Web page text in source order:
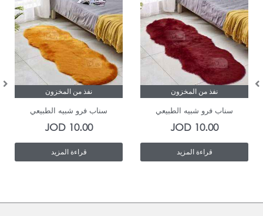
نفذ من المخزون
سناب فرو شبيه الطبيعي
10.00
JOD
قراءة المزيد
نفذ من المخزون
سناب فرو شبيه الطبيعي
10.00
JOD
قراءة المزيد